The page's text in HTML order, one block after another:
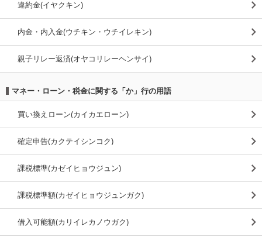
違約金(イヤクキン)
内金・内入金(ウチキン・ウチイレキン)
親子リレー返済(オヤコリレーヘンサイ)
マネー・ローン・税金に関する「か」行の用語
買い換えローン(カイカエローン)
確定申告(カクテイシンコク)
課税標準(カゼイヒョウジュン)
課税標準額(カゼイヒョウジュンガク)
借入可能額(カリイレカノウガク)